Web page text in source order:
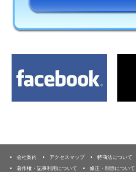
会社案内 アクセスマップ 特商法について
著作権・記事利用について
修正・削除について